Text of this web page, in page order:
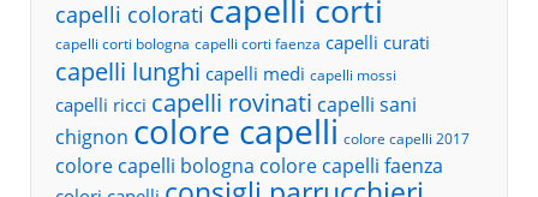
capelli colorati capelli corti
capelli corti bologna capelli corti faenza capelli curati
capelli lunghi capelli medi capelli mossi
capelli ricci capelli rovinati capelli sani
chignon colore capelli colore capelli 2017
colore capelli bologna colore capelli faenza